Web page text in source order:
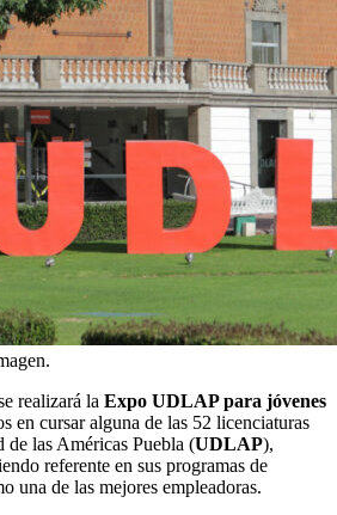
realizará la Expo UDLAP para jóvenes
en cursar alguna de las 52 licenciaturas
las Américas Puebla (UDLAP),
referente en sus programas de
una de las mejores empleadoras.